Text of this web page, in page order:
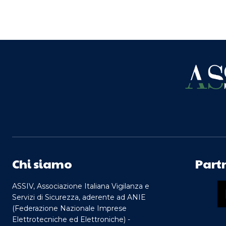
Chi siamo
ASSIV, Associazione Italiana Vigilanza e
Servizi di Sicurezza, aderente ad ANIE
(Federazione Nazionale Imprese
Elettrotecniche ed Elettroniche) -